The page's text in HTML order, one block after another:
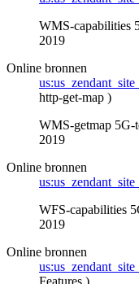
WMS-capabilities
2019
Online bronnen
http-get-map )
WMS-getmap 5G-
2019
Online bronnen
WFS-capabilities
2019
Online bronnen